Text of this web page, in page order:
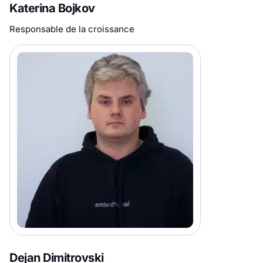
Katerina Bojkov
Responsable de la croissance
Dejan Dimitrovski